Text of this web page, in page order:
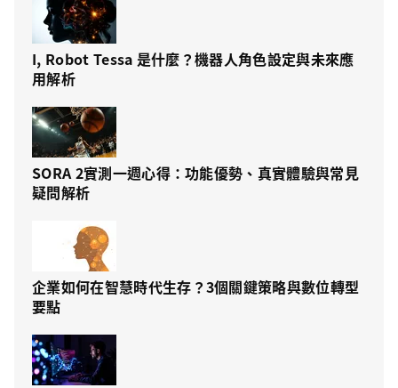
I, Robot Tessa 是什麼？機器人角色設定與未來應
用解析
SORA 2實測一週心得：功能優勢、真實體驗與常見
疑問解析
企業如何在智慧時代生存？3個關鍵策略與數位轉型
要點